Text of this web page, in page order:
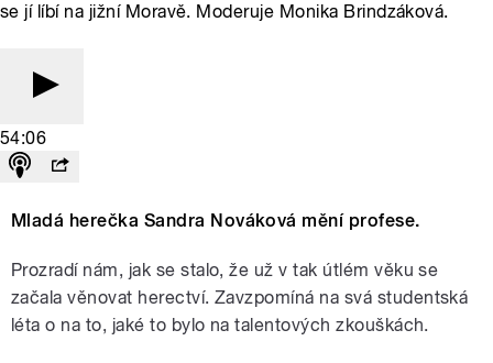
se jí líbí na jižní Moravě. Moderuje Monika Brindzáková.
54:06
Mladá herečka Sandra Nováková mění profese.
Prozradí nám, jak se stalo, že už v tak útlém věku se
začala věnovat herectví. Zavzpomíná na svá studentská
léta o na to, jaké to bylo na talentových zkouškách.